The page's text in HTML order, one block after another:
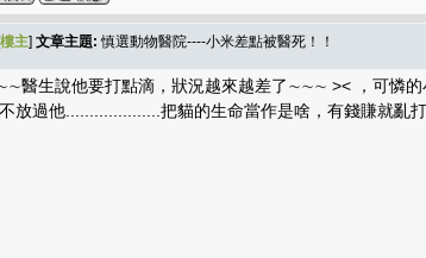
樓主] 文章主題: 慎選動物醫院----小米差點被醫死！！
醫生說他要打點滴，狀況越來越差了∼∼∼ >< ，可憐的
放過他....................把貓的生命當作是啥，有錢賺就亂